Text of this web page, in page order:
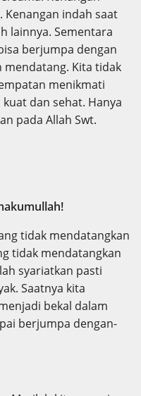
indah saat
lainnya. Sementara
berjumpa dengan
mendatang. Kita tidak
menikmati
dan sehat. Hanya
pada Allah Swt.
tidak mendatangkan
tidak mendatangkan
syariatkan pasti
Saatnya kita
bekal dalam
berjumpa dengan-